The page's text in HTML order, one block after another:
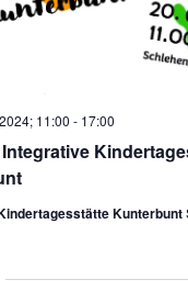
11:00 - 17:00
Kunterbunt